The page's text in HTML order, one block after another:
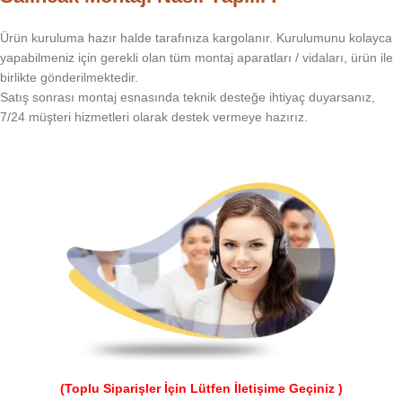
Ürün kuruluma hazır halde tarafınıza kargolanır. Kurulumunu kolayca
yapabilmeniz için gerekli olan tüm montaj aparatları / vidaları, ürün ile
birlikte gönderilmektedir.
Satış sonrası montaj esnasında teknik desteğe ihtiyaç duyarsanız,
7/24 müşteri hizmetleri olarak destek vermeye hazırız.
(Toplu Siparişler İçin Lütfen İletişime Geçiniz )